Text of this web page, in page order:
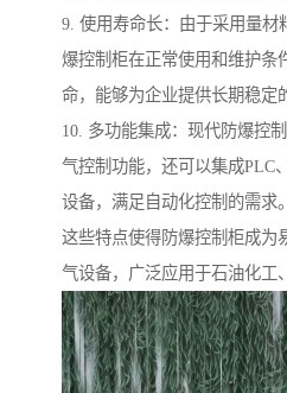
9. 使用寿命长：由于采用量材
爆控制柜在正常使用和维护条
命，能够为企业提供长期稳定
10. 多功能集成：现代防爆控
气控制功能，还可以集成PLC
设备，满足自动化控制的需求。
这些特点使得防爆控制柜成为
气设备，广泛应用于石油化工